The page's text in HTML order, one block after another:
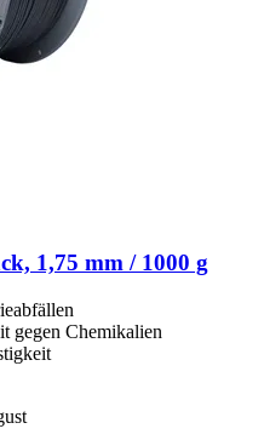
1,75 mm / 1000 g
gegen Chemikalien